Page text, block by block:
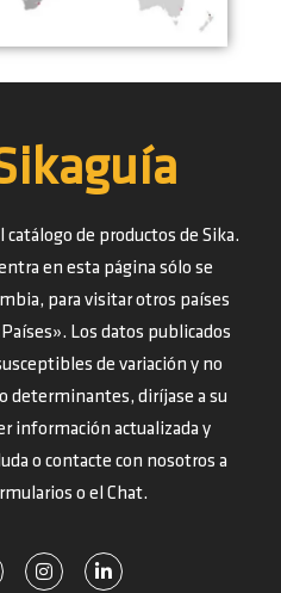
catálogo de productos de Sika.
en esta página sólo se
para visitar otros países
Los datos publicados
de variación y no
determinantes, diríjase a su
información actualizada y
o contacte con nosotros a
o el Chat.